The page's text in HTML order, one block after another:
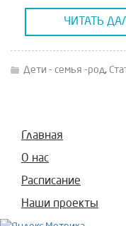
Как детям помочь
взрослой жизни и
ЧИТАТЬ
Дети - семья -род,
Главная
О нас
Расписание
Наши проекты